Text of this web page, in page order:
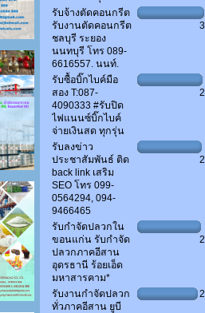
รับจ้างตัดคอนกรีต
รับงานตัดคอนกรีต
ชลบุรี ระยอง
นนทบุรี โทร 089-
6616557. นนท์.
รับซื้อบิ๊กไบค์มือ
สอง T:087-
4090333 #รับปิด
ไฟแนนซ์บิ๊กไบค์
จ่ายเงินสด ทุกรุ่น
รับลงข่าว
ประชาสัมพันธ์ ติด
back link เสริม
SEO โทร 099-
0564294, 094-
9466465
รับกำจัดปลวกใน
ขอนแก่น รับกำจัด
ปลวกภาคอีสาน
อุดรธานี ร้อยเอ็ด
มหาสารคาม*
รับงานกำจัดปลวก
ทั่วภาคอีสาน ยูบี